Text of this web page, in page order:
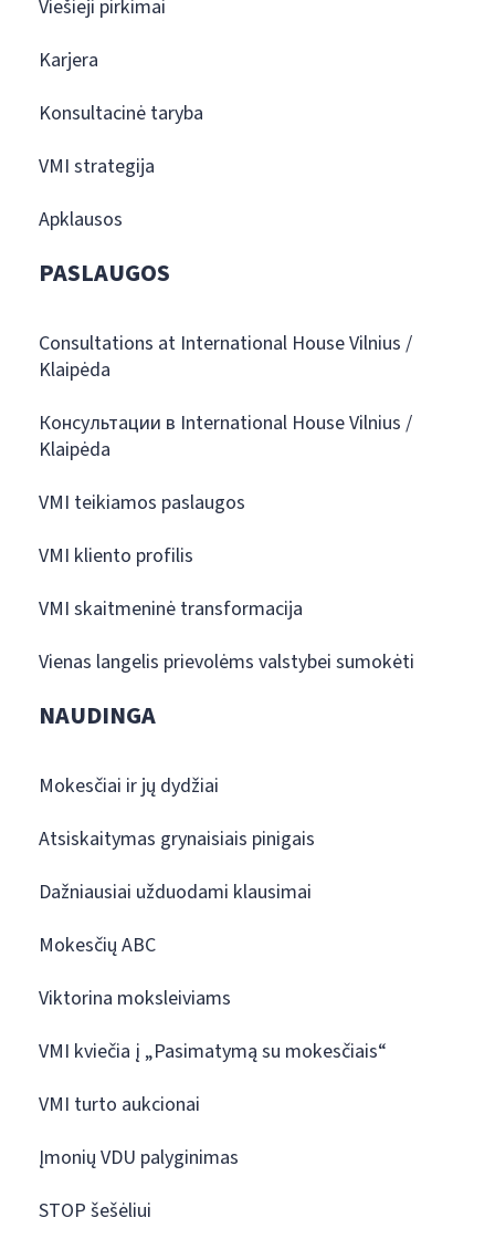
Viešieji pirkimai
Karjera
Konsultacinė taryba
VMI strategija
Apklausos
PASLAUGOS
Consultations at International House Vilnius /
Klaipėda
Консультации в International House Vilnius /
Klaipėda
VMI teikiamos paslaugos
VMI kliento profilis
VMI skaitmeninė transformacija
Vienas langelis prievolėms valstybei sumokėti
NAUDINGA
Mokesčiai ir jų dydžiai
Atsiskaitymas grynaisiais pinigais
Dažniausiai užduodami klausimai
Mokesčių ABC
Viktorina moksleiviams
VMI kviečia į „Pasimatymą su mokesčiais“
VMI turto aukcionai
Įmonių VDU palyginimas
STOP šešėliui